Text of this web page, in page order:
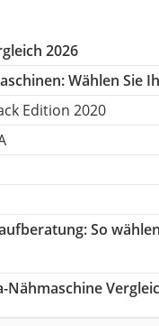
2026
Wählen Sie
Edition 2020
: So
Nähmaschine